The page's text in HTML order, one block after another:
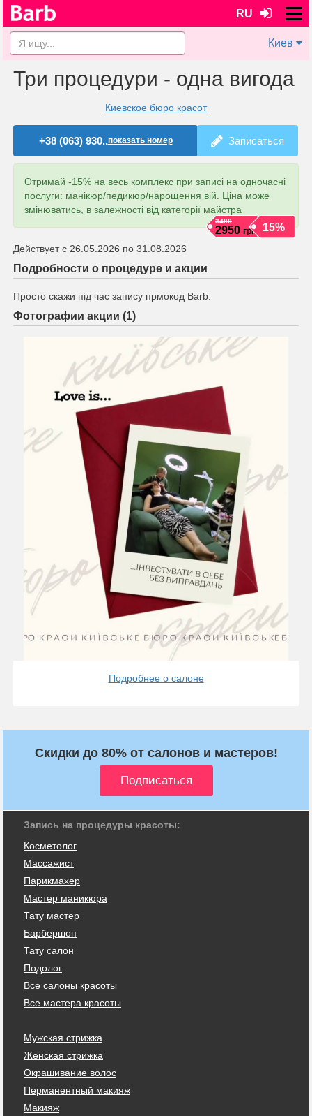
RU
Киев
Три процедури - одна вигода
Киевское бюро красот
+38 (063) 930..показать номер Записаться
Отримай -15% на весь комплекс при записі на одночасні
послуги: манікюр/педикюр/нарощення вій. Ціна може
змінюватись, в залежності від категорії майстра
15%
3480
2950 грн
Действует с 26.05.2026 по 31.08.2026
Подробности о процедуре и акции
Просто скажи під час запису прмокод Barb.
Фотографии акции (1)
Подробнее о салоне
Скидки до 80% от салонов и мастеров!
Запись на процедуры красоты:
Косметолог
Массажист
Парикмахер
Мастер маникюра
Тату мастер
Барбершоп
Тату салон
Подолог
Все салоны красоты
Все мастера красоты
Мужская стрижка
Женская стрижка
Окрашивание волос
Перманентный макияж
Макияж